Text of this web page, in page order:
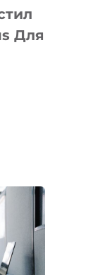
Для